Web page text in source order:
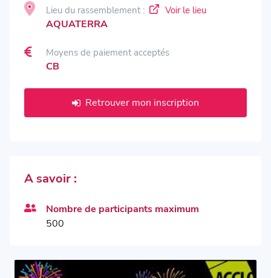
Lieu du rassemblement : Voir le lieu
AQUATERRA
Moyens de paiement acceptés
CB
Retrouver mon inscription
A savoir :
Nombre de participants maximum
500